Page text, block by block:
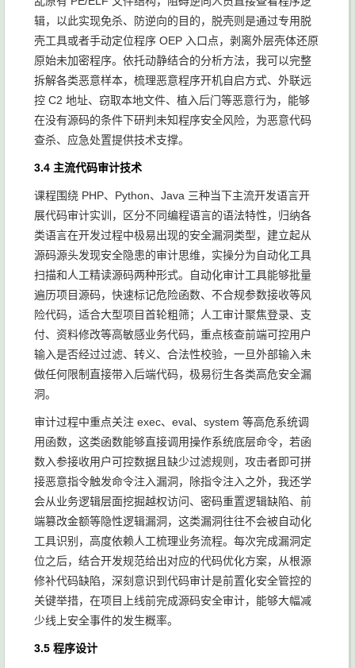
辑，以此实现免杀、防逆向的目的，脱壳则是通过专用脱
壳工具或者手动定位程序 OEP 入口点，剥离外层壳体还原
原始未加密程序。依托动静结合的分析方法，我可以完整
拆解各类恶意样本，梳理恶意程序开机自启方式、外联远
控 C2 地址、窃取本地文件、植入后门等恶意行为，能够
在没有源码的条件下研判未知程序安全风险，为恶意代码
查杀、应急处置提供技术支撑。
3.4 主流代码审计技术
课程围绕 PHP、Python、Java 三种当下主流开发语言开
展代码审计实训，区分不同编程语言的语法特性，归纳各
类语言在开发过程中极易出现的安全漏洞类型，建立起从
源码源头发现安全隐患的审计思维，实操分为自动化工具
扫描和人工精读源码两种形式。自动化审计工具能够批量
遍历项目源码，快速标记危险函数、不合规参数接收等风
险代码，适合大型项目首轮粗筛；人工审计聚焦登录、支
付、资料修改等高敏感业务代码，重点核查前端可控用户
输入是否经过过滤、转义、合法性校验，一旦外部输入未
做任何限制直接带入后端代码，极易衍生各类高危安全漏
洞。
审计过程中重点关注 exec、eval、system 等高危系统调
用函数，这类函数能够直接调用操作系统底层命令，若函
数入参接收用户可控数据且缺少过滤规则，攻击者即可拼
接恶意指令触发命令注入漏洞，除指令注入之外，我还学
会从业务逻辑层面挖掘越权访问、密码重置逻辑缺陷、前
端篡改金额等隐性逻辑漏洞，这类漏洞往往不会被自动化
工具识别，高度依赖人工梳理业务流程。每次完成漏洞定
位之后，结合开发规范给出对应的代码优化方案，从根源
修补代码缺陷，深刻意识到代码审计是前置化安全管控的
关键举措，在项目上线前完成源码安全审计，能够大幅减
少线上安全事件的发生概率。
3.5 程序设计